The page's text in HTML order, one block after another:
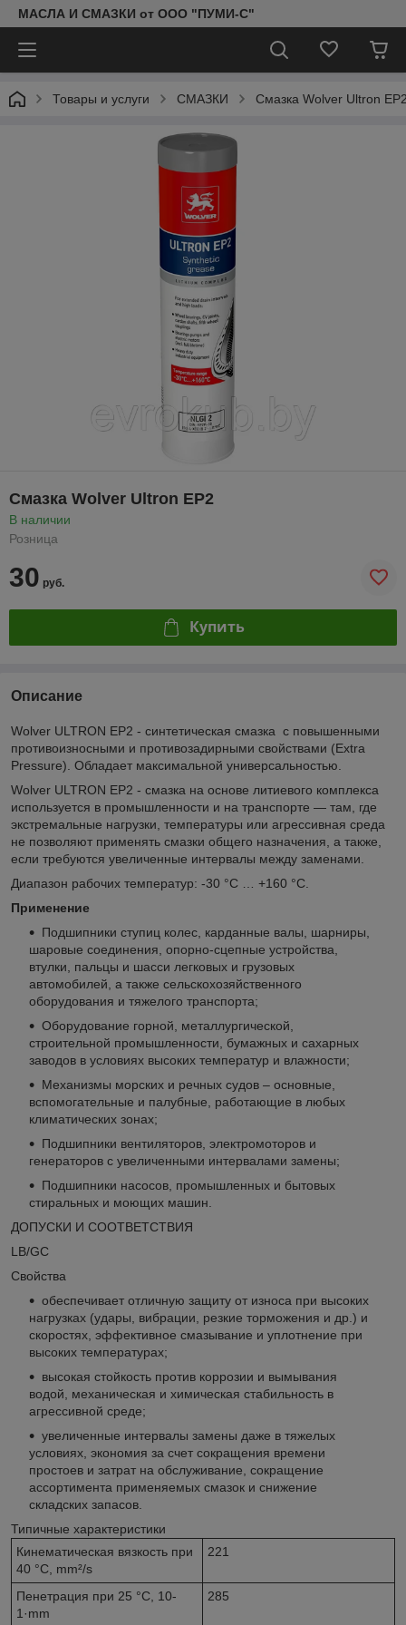
МАСЛА И СМАЗКИ от ООО "ПУМИ-С"
Товары и услуги СМАЗКИ Смазка Wolver Ultron
Смазка Wolver Ultron EP2
В наличии
Розница
30 руб.
Купить
Описание
Wolver ULTRON EP2 - синтетическая смазка с повышенными
противоизносными и противозадирными свойствами (Extra
Pressure). Обладает максимальной универсальностью.
Wolver ULTRON EP2 - смазка на основе литиевого комплекса
используется в промышленности и на транспорте — там, где
экстремальные нагрузки, температуры или агрессивная среда
не позволяют применять смазки общего назначения, а также,
если требуются увеличенные интервалы между заменами.
Диапазон рабочих температур: -30 °С … +160 °С.
Применение
Подшипники ступиц колес, карданные валы, шарниры,
шаровые соединения, опорно-сцепные устройства,
втулки, пальцы и шасси легковых и грузовых
автомобилей, а также сельскохозяйственного
оборудования и тяжелого транспорта;
Оборудование горной, металлургической,
строительной промышленности, бумажных и сахарных
заводов в условиях высоких температур и влажности;
Механизмы морских и речных судов – основные,
вспомогательные и палубные, работающие в любых
климатических зонах;
Подшипники вентиляторов, электромоторов и
генераторов с увеличенными интервалами замены;
Подшипники насосов, промышленных и бытовых
стиральных и моющих машин.
ДОПУСКИ И СООТВЕТСТВИЯ
LB/GC
Свойства
обеспечивает отличную защиту от износа при высоких
нагрузках (удары, вибрации, резкие торможения и др.) и
скоростях, эффективное смазывание и уплотнение при
высоких температурах;
высокая стойкость против коррозии и вымывания
водой, механическая и химическая стабильность в
агрессивной среде;
увеличенные интервалы замены даже в тяжелых
условиях, экономия за счет сокращения времени
простоев и затрат на обслуживание, сокращение
ассортимента применяемых смазок и снижение
складских запасов.
Типичные характеристики
Кинематическая вязкость при
40 °C, mm²/s
221
Пенетрация при 25 °C, 10-
1·mm
285